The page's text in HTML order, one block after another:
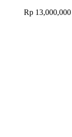
Rp 13,000,000